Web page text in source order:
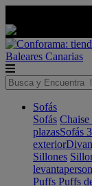
Baleares Canarias
Sofás
Sofás
plazasSofás
exterior
Sillones
Puffs Puffs